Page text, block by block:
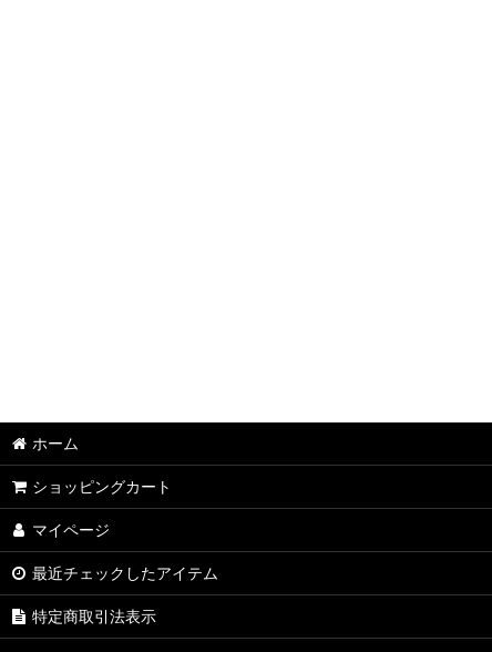
ホーム
ショッピングカート
マイページ
最近チェックしたアイテム
特定商取引法表示